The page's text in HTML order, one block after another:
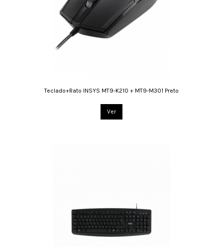
Teclado+Rato INSYS MT9-K210 + MT9-M301 Preto
Ver